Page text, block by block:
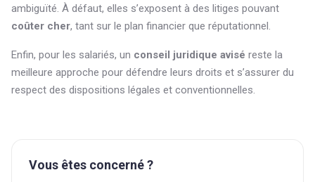
ambiguïté. À défaut, elles s’exposent à des litiges pouvant
coûter cher, tant sur le plan financier que réputationnel.
Enfin, pour les salariés, un conseil juridique avisé reste la
meilleure approche pour défendre leurs droits et s’assurer du
respect des dispositions légales et conventionnelles.
Vous êtes concerné ?